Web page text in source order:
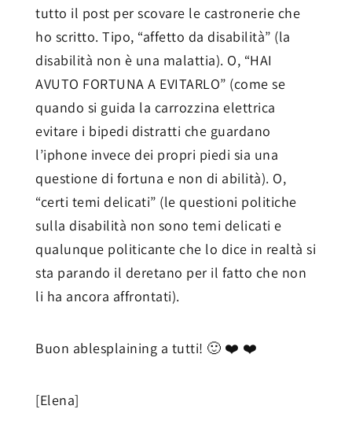
tutto il post per scovare le castronerie che
ho scritto. Tipo, “affetto da disabilità” (la
disabilità non è una malattia). O, “HAI
AVUTO FORTUNA A EVITARLO” (come se
quando si guida la carrozzina elettrica
evitare i bipedi distratti che guardano
l’iphone invece dei propri piedi sia una
questione di fortuna e non di abilità). O,
“certi temi delicati” (le questioni politiche
sulla disabilità non sono temi delicati e
qualunque politicante che lo dice in realtà si
sta parando il deretano per il fatto che non
li ha ancora affrontati).
Buon ablesplaining a tutti! 🙂 ❤️ ❤️
[Elena]